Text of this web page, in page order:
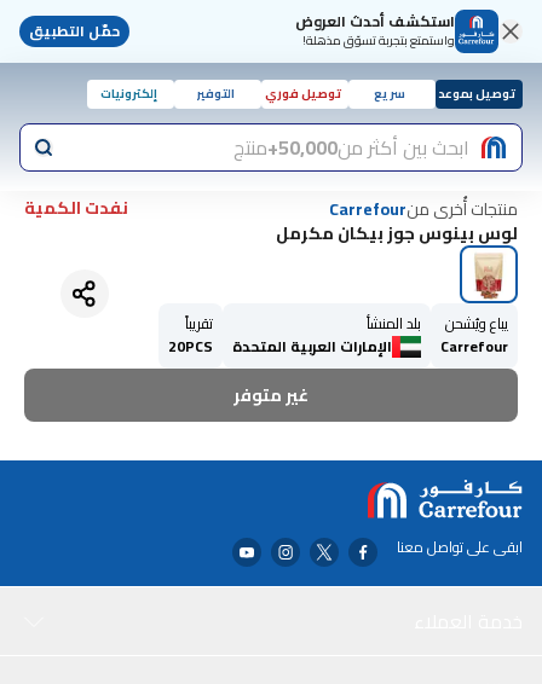
استكشف أحدث العروض
واستمتع بتجربة تسوّق مذهلة! حمّل التطبيق
توصيل بموعد سريع توصيل فوري التوفير إلكترونيات
ابحث بين أكثر من50,000+ منتج
منتجات أُخرى منCarrefour
نفدت الكمية
لوس بينوس جوز بيكان مكرمل
يباع ويُشحن
Carrefour
بلد المنشأ
الإمارات العربية المتحدة
تقريباً
20PCS
غير متوفر
ابقى على تواصل معنا